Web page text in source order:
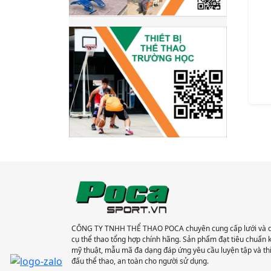
CÔNG TY TNHH THỂ THAO POCA chuyên cung cấp lưới và
cụ thể thao tổng hợp chính hãng. Sản phẩm đạt tiêu chuẩn
mỹ thuật, mẫu mã đa dạng đáp ứng yêu cầu luyện tập và thi
đấu thể thao, an toàn cho người sử dụng.